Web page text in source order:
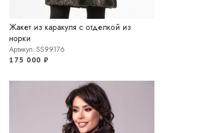
Жакет из каракуля с отделкой из
норки
Артикул: SS99176
175 000 ₽